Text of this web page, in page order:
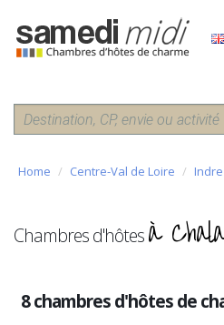
Home Centre-Val de Loire Indre
Chambres d'hôtesà
8 chambres d'hôtes de